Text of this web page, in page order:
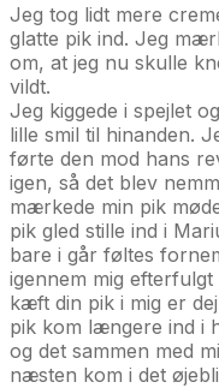
Jeg tog lidt mere
glatte pik ind. Jeg
om, at jeg nu skulle
vildt.
Jeg kiggede i spejlet
lille smil til hinanden.
førte den mod hans
igen, så det blev
mærkede min pik
pik gled stille ind i
bare i går føltes
igennem mig efterfulgt
kæft din pik i mig er
pik kom længere ind i
og det sammen med
næsten kom i det